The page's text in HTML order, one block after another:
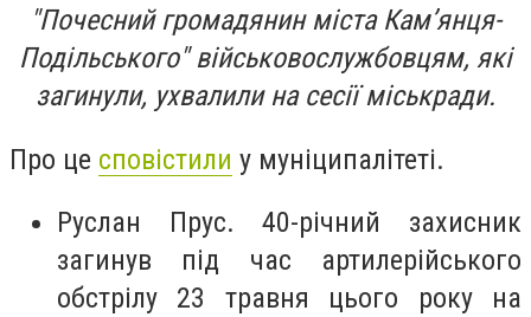
"Почесний громадянин міста Кам’янця-
Подільського" військовослужбовцям, які
загинули, ухвалили на сесії міськради.
Про це сповістили у муніципалітеті.
Руслан Прус. 40-річний захисник
загинув під час артилерійського
обстрілу 23 травня цього року на